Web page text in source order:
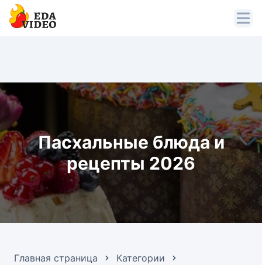
Пасхальные блюда и
рецепты 2026
Главная страница
Категории